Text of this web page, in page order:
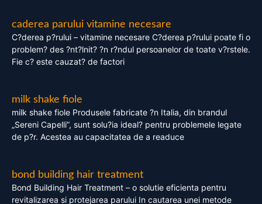
caderea parului vitamine necesare
C?derea p?rului – vitamine necesare C?derea p?rului poate fi o
problem? des ?nt?lnit? ?n r?ndul persoanelor de toate v?rstele.
Fie c? este cauzat? de factori
milk shake fiole
milk shake fiole Produsele fabricate ?n Italia, din brandul
„Sereni Capelli”, sunt solu?ia ideal? pentru problemele legate
de p?r. Acestea au capacitatea de a readuce
bond building hair treatment
Bond Building Hair Treatment – o solutie eficienta pentru
revitalizarea si protejarea parului In cautarea unei metode